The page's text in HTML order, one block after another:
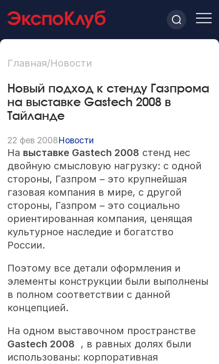
Главная/Новости
Новый подход к стенду Газпрома
на выставке Gastech 2008 в
Тайланде
22 фев 2008Новости
На выставке Gastech 2008 стенд нес
двойную смысловую нагрузку: с одной
стороны, Газпром – это крупнейшая
газовая компания в мире, с другой
стороны, Газпром – это социально
ориентированная компания, ценящая
культурное наследие и богатство
России.
Поэтому все детали оформления и
элементы конструкции были выполнены
в полном соответствии с данной
концепцией.
На одном выставочном пространстве
Gastech 2008 , в равных долях были
использованы: корпоративная